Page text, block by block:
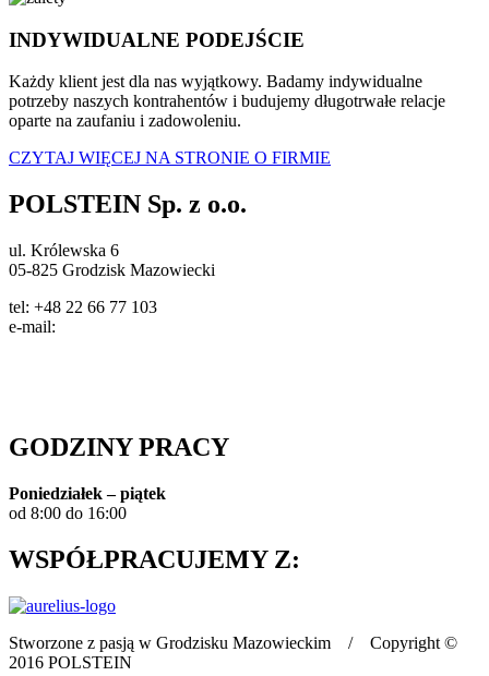
INDYWIDUALNE PODEJŚCIE
Każdy klient jest dla nas wyjątkowy. Badamy indywidualne
potrzeby naszych kontrahentów i budujemy długotrwałe relacje
oparte na zaufaniu i zadowoleniu.
CZYTAJ WIĘCEJ NA STRONIE O FIRMIE
POLSTEIN Sp. z o.o.
ul. Królewska 6
05-825 Grodzisk Mazowiecki
tel: +48 22 66 77 103
e-mail:
GODZINY PRACY
Poniedziałek – piątek
od 8:00 do 16:00
WSPÓŁPRACUJEMY Z:
Stworzone z pasją w Grodzisku Mazowieckim / Copyright ©
2016 POLSTEIN